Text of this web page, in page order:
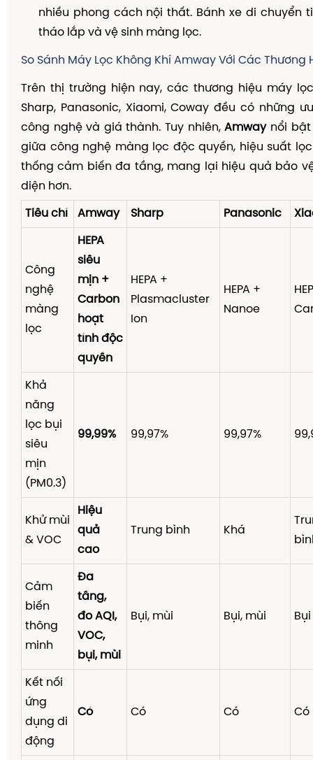
nhiều phong cách nội thất. Bánh xe di chuyển
tháo lắp và vệ sinh màng lọc.
So Sánh Máy Lọc Không Khí Amway Với Các Thương
Trên thị trường hiện nay, các thương hiệu máy
Sharp, Panasonic, Xiaomi, Coway đều có những
công nghệ và giá thành. Tuy nhiên,Amwaynổi bật
giữa công nghệ màng lọc độc quyền, hiệu suất
thống cảm biến đa tầng, mang lại hiệu quả bảo
diện hơn.
Tiêu chí Amway Sharp Panasonic
Công
nghệ
màng
lọc
HEPA
siêu
mịn +
Carbon
hoạt
tính độc
quyền
HEPA +
Plasmacluster
Ion
HEPA +
Nanoe
Khả
năng
lọc bụi
siêu
mịn
(PM0.3)
99,99% 99,97% 99,97%
Khử mùi
& VOC
Hiệu
quả
cao
Trung bình Khá
Cảm
biến
thông
minh
Đa
tầng,
đo AQI,
VOC,
bụi, mùi
Bụi, mùi Bụi, mùi Bụi
Kết nối
ứng
dụng di
động
Có Có Có Có